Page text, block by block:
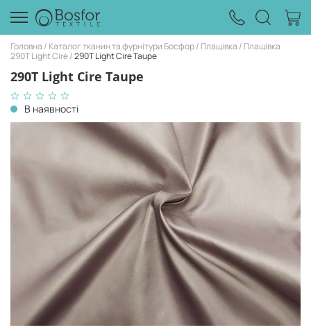
Головна Каталог тканин та фурнітури Босфор Плащівка
Плащівка
290T Light Cire 290T Light Cire Taupe
290T Light Cire Taupe
В наявності